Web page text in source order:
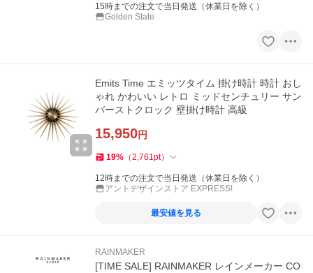
15時までの注文で当日発送（休業日を除く）
Golden State
Emits Time エミッツタイム 掛け時計 時計 おし
ゃれ かわいい レトロ ミッドセンチュリー サン
バーストクロック 壁掛け時計 高級
15,950円
19% （2,761pt）
12時までの注文で当日発送（休業日を除く）
アントデザインストア EXPRESS!
最安値を見る
RAINMAKER
[TIME SALE] RAINMAKER レインメーカー CO